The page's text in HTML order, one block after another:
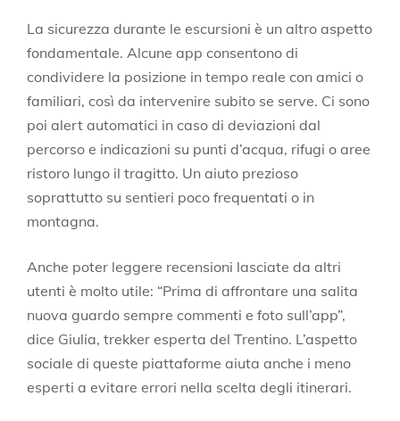
La sicurezza durante le escursioni è un altro aspetto
fondamentale. Alcune app consentono di
condividere la posizione in tempo reale con amici o
familiari, così da intervenire subito se serve. Ci sono
poi alert automatici in caso di deviazioni dal
percorso e indicazioni su punti d’acqua, rifugi o aree
ristoro lungo il tragitto. Un aiuto prezioso
soprattutto su sentieri poco frequentati o in
montagna.
Anche poter leggere recensioni lasciate da altri
utenti è molto utile: “Prima di affrontare una salita
nuova guardo sempre commenti e foto sull’app”,
dice Giulia, trekker esperta del Trentino. L’aspetto
sociale di queste piattaforme aiuta anche i meno
esperti a evitare errori nella scelta degli itinerari.